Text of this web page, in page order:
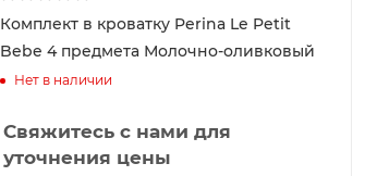
Комплект в кроватку Perina Le Petit
Bebe 4 предмета Молочно-оливковый
Нет в наличии
Свяжитесь с нами для
уточнения цены